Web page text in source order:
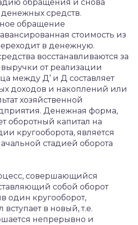
обращения и снова
средств.
обращение
стоимость из
в денежную.
восстанавливаются за
от реализации
между Д’ и Д составляет
доходов и накоплений или
хозяйственной
Денежная форма,
оборотный капитал на
кругооборота, является
стадией оборота
совершающийся
собой оборот
один кругооборот,
в новый, т.е.
непрерывно и